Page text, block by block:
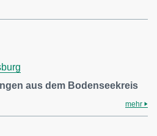
aus dem Bodenseekreis
mehr